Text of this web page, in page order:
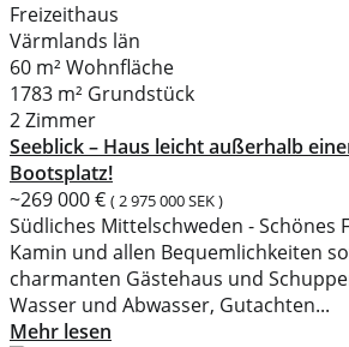
Freizeithaus
Värmlands län
60 m² Wohnfläche
1783 m² Grundstück
2 Zimmer
Seeblick – Haus leicht außerhalb
Bootsplatz!
~269 000 € ( 2 975 000 SEK )
Südliches Mittelschweden - Schönes
Kamin und allen Bequemlichkeiten
charmanten Gästehaus und
Wasser und Abwasser, Gutachten...
Mehr lesen